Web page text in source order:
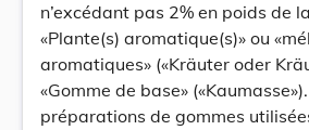
n’excédant pas 2% en poids de
«Plante(s) aromatique(s)» ou
aromatiques» («Kräuter oder
«Gomme de base»
préparations de gommes